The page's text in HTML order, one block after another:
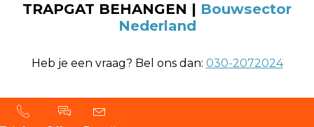
TRAPGAT BEHANGEN | Bouwsector
Nederland
Heb je een vraag? Bel ons dan: 030-2072024